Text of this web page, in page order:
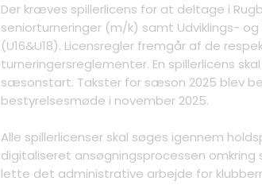
Der kræves spillerlicens for at deltage i
seniorturneringer (m/k) samt Udviklings- og
(U16&U18). Licensregler fremgår af de
turneringersreglementer. En spillerlicens
sæsonstart. Takster for sæson 2025 blev
bestyrelsesmøde i november 2025.
Alle spillerlicenser skal søges igennem
digitaliseret ansøgningsprocessen omkring
lette det administrative arbejde for